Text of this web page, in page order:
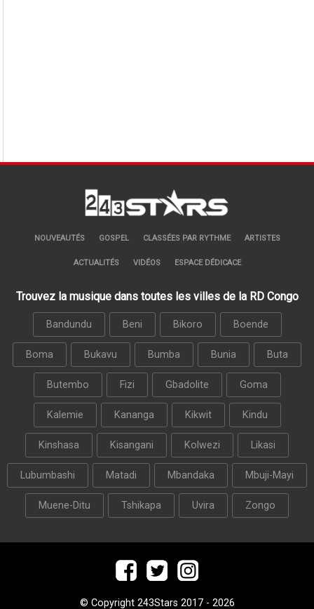
NOUVEAUTÉS GOSPEL CLASSÉES PAR RYTHME ARTISTES
ACTUALITÉS VIDÉOS ESPACE DÉDICACE
Trouvez la musique dans toutes les villes de la RD Congo
Bandundu Beni Bikoro Boende
Boma Bukavu Bumba Bunia Buta
Butembo Fizi Gbadolite Goma
Kalemie Kananga Kikwit Kindu
Kinshasa Kisangani Kolwezi Likasi
Lubumbashi Matadi Mbandaka Mbuji-Mayi
Muene-Ditu Tshikapa Uvira Zongo
© Copyright 243Stars 2017 - 2026